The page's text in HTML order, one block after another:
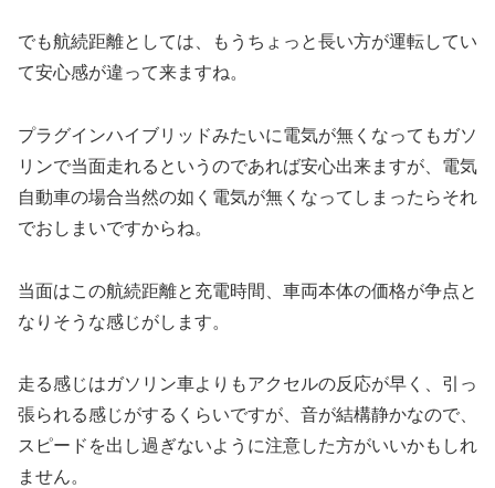
でも航続距離としては、もうちょっと長い方が運転してい
て安心感が違って来ますね。
プラグインハイブリッドみたいに電気が無くなってもガソ
リンで当面走れるというのであれば安心出来ますが、電気
自動車の場合当然の如く電気が無くなってしまったらそれ
でおしまいですからね。
当面はこの航続距離と充電時間、車両本体の価格が争点と
なりそうな感じがします。
走る感じはガソリン車よりもアクセルの反応が早く、引っ
張られる感じがするくらいですが、音が結構静かなので、
スピードを出し過ぎないように注意した方がいいかもしれ
ません。